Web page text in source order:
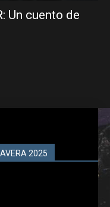
Un cuento de
2025